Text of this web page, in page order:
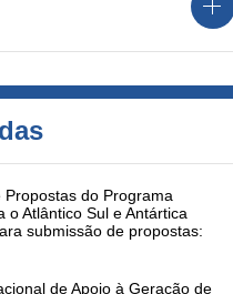
Propostas do Programa
o Atlântico Sul e Antártica
submissão de propostas:
de Apoio à Geração de